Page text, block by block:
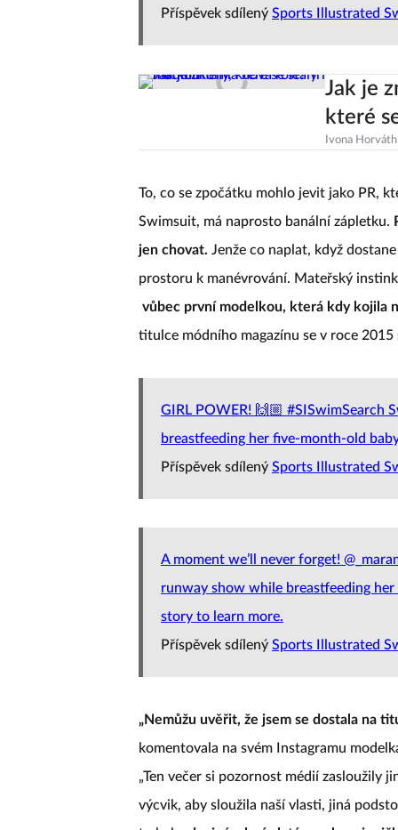
Příspěvek sdílený Sports Illustrated
Jak je
které
Ivona
To, co se zpočátku mohlo jevit jako PR,
Swimsuit, má naprosto banální zápletku.
jen chovat. Jenže co naplat, když
prostoru k manévrování. Mateřský
vůbec první modelkou, která kdy kojila
titulce módního magazínu se v roce 2015
GIRL POWER! 🙌🏼 #SISwimSearch
breastfeeding her five-month-old
Příspěvek sdílený Sports Illustrated
A moment we’ll never forget!
runway show while breastfeeding
story to learn more.
Příspěvek sdílený Sports Illustrated
„Nemůžu uvěřit, že jsem se dostala na
komentovala na svém Instagramu
„Ten večer si pozornost médií zasloužily
výcvik, aby sloužila naší vlasti, jiná